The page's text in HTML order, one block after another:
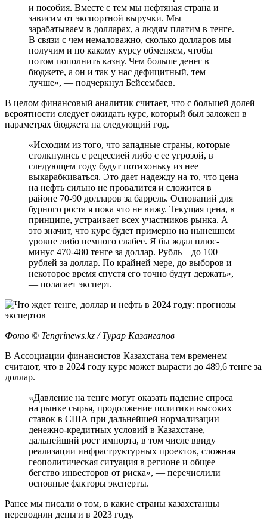
и пособия. Вместе с тем мы нефтяная страна и
зависим от экспортной выручки. Мы
зарабатываем в долларах, а людям платим в тенге.
В связи с чем немаловажно, сколько долларов мы
получим и по какому курсу обменяем, чтобы
потом пополнить казну. Чем больше денег в
бюджете, а он и так у нас дефицитный, тем
лучше», — подчеркнул Бейсембаев.
В целом финансовый аналитик считает, что с большей долей
вероятности следует ожидать курс, который был заложен в
параметрах бюджета на следующий год.
«Исходим из того, что западные страны, которые
столкнулись с рецессией либо с ее угрозой, в
следующем году будут потихоньку из нее
выкарабкиваться. Это дает надежду на то, что цена
на нефть сильно не провалится и сложится в
районе 70-90 долларов за баррель. Оснований для
бурного роста я пока что не вижу. Текущая цена, в
принципе, устраивает всех участников рынка. А
это значит, что курс будет примерно на нынешнем
уровне либо немного слабее. Я бы ждал плюс-
минус 470-480 тенге за доллар. Рубль – до 100
рублей за доллар. По крайней мере, до выборов и
некоторое время спустя его точно будут держать»,
— полагает эксперт.
Фото ©️ Tengrinews.kz / Турар Казангапов
В Ассоциации финансистов Казахстана тем временем
считают, что в 2024 году курс может вырасти до 489,6 тенге за
доллар.
«Давление на тенге могут оказать падение спроса
на рынке сырья, продолжение политики высоких
ставок в США при дальнейшей нормализации
денежно-кредитных условий в Казахстане,
дальнейший рост импорта, в том числе ввиду
реализации инфраструктурных проектов, сложная
геополитическая ситуация в регионе и общее
бегство инвесторов от риска», — перечислили
основные факторы эксперты.
Ранее мы писали о том, в какие страны казахстанцы
переводили деньги в 2023 году.